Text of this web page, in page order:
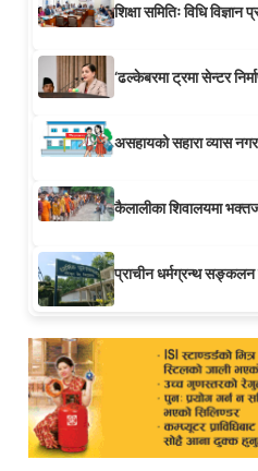
शिक्षा समितिः विधि
‘ढल्केबरमा ट्रमा सेन्टर
असहायको सहारा व्यास
कैलालीका शिवालयमा
प्राचीन धर्मग्रन्थ सङ्कलन